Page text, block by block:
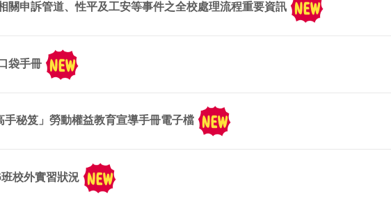
關申訴管道、性平及工安等事件之全校處理流程重要資訊
袋手冊
手秘笈」勞動權益教育宣導手冊電子檔
校外實習狀況